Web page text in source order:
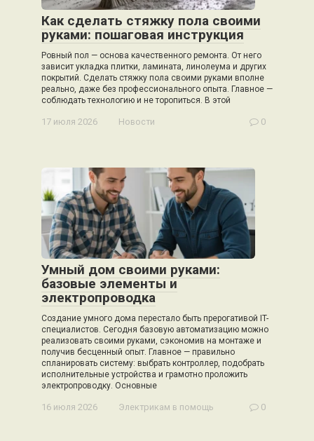
Как сделать стяжку пола своими
руками: пошаговая инструкция
Ровный пол — основа качественного ремонта. От него
зависит укладка плитки, ламината, линолеума и других
покрытий. Сделать стяжку пола своими руками вполне
реально, даже без профессионального опыта. Главное —
соблюдать технологию и не торопиться. В этой
17 июля 2026 Новости 0
Умный дом своими руками:
базовые элементы и
электропроводка
Создание умного дома перестало быть прерогативой IT-
специалистов. Сегодня базовую автоматизацию можно
реализовать своими руками, сэкономив на монтаже и
получив бесценный опыт. Главное — правильно
спланировать систему: выбрать контроллер, подобрать
исполнительные устройства и грамотно проложить
электропроводку. Основные
16 июля 2026 Электрикам в помощь 0